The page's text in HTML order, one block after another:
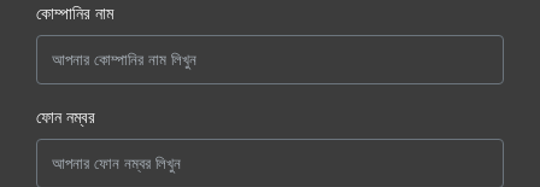
কোম্পানির নাম
ফোন নম্বর